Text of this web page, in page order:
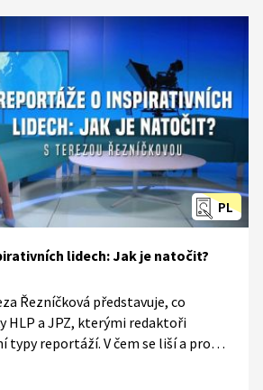
PL
lidech: Jak je natočit?
Řezníčková představuje, co
HLP a JPZ, kterými redaktoři
reportáží. V čem se liší a proč je